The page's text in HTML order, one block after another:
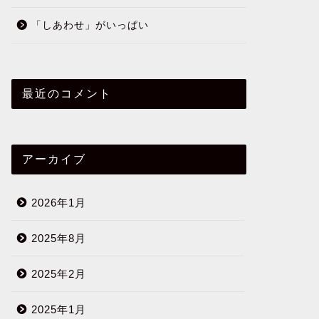
「しあわせ」がいっぱい
最近のコメント
アーカイブ
2026年1月
2025年8月
2025年2月
2025年1月